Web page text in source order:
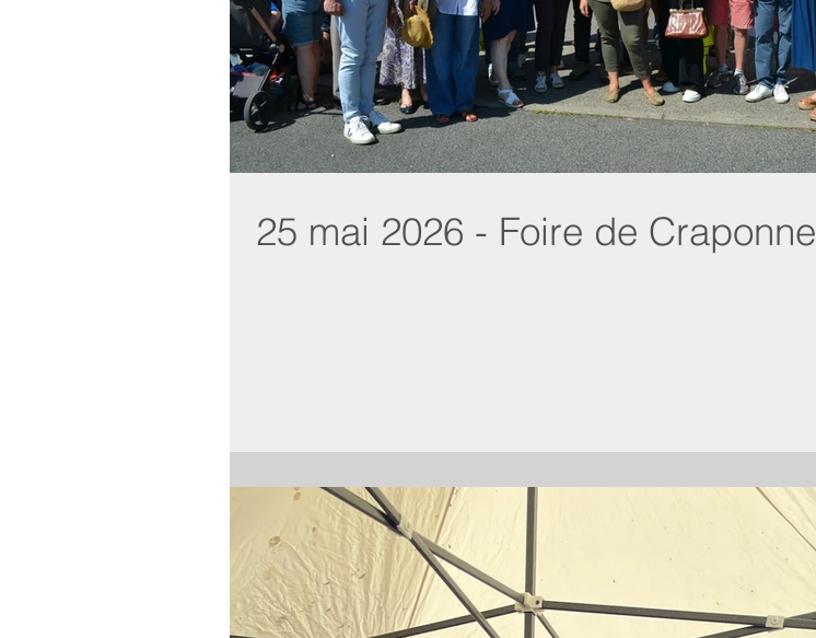
25 mai 2026 - Foire de Craponne